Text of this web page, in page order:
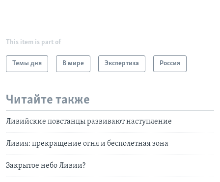
This item is part of
Темы дня В мире Экспертиза Россия
Читайте также
Ливийские повстанцы развивают наступление
Ливия: прекращение огня и бесполетная зона
Закрытое небо Ливии?